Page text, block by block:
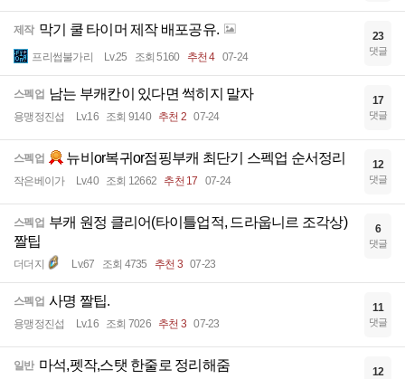
제작 막기 쿨 타이머 제작 배포공유.
프리썹불가리 Lv.25 조회 5160 추천 4 07-24
23
댓글
스펙업 남는 부캐칸이 있다면 썩히지 말자
용맹정진섭 Lv.16 조회 9140 추천 2 07-24
17
댓글
스펙업 뉴비or복귀or점핑부캐 최단기 스펙업 순서정리
작은베이가 Lv.40 조회 12662 추천 17 07-24
12
댓글
스펙업 부캐 원정 클리어(타이틀업적, 드라웁니르 조각상)
짤팁
더더지 Lv.67 조회 4735 추천 3 07-23
6
댓글
스펙업 사명 짤팁.
용맹정진섭 Lv.16 조회 7026 추천 3 07-23
11
댓글
일반 마석,펫작,스탯 한줄로 정리해줌 12